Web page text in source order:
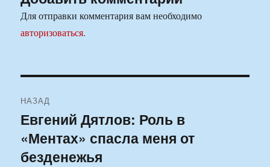
Для отправки комментария вам необходимо
авторизоваться.
по
записям
НАЗАД
Предыдущая
запись:
Евгений Дятлов: Роль в
«Ментах» спасла меня от
безденежья